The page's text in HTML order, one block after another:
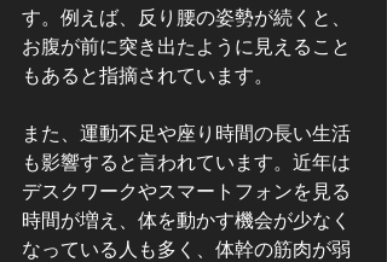
す。例えば、反り腰の姿勢が続くと、
お腹が前に突き出たように見えること
もあると指摘されています。
また、運動不足や座り時間の長い生活
も影響すると言われています。近年は
デスクワークやスマートフォンを見る
時間が増え、体を動かす機会が少なく
なっている人も多く、体幹の筋肉が弱